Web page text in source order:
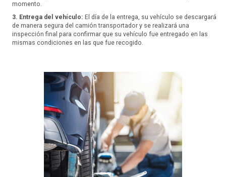
momento.
3. Entrega del vehículo: El día de la entrega, su vehículo se descargará
de manera segura del camión transportador y se realizará una
inspección final para confirmar que su vehículo fue entregado en las
mismas condiciones en las que fue recogido.